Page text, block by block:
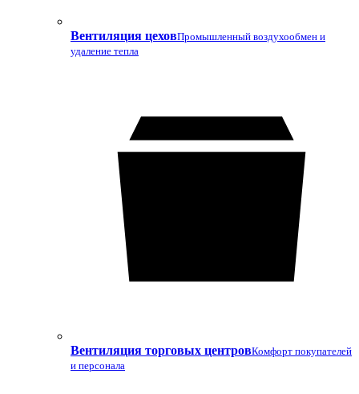
Вентиляция цеховПромышленный воздухообмен и
удаление тепла
Вентиляция торговых центровКомфорт покупателей
и персонала